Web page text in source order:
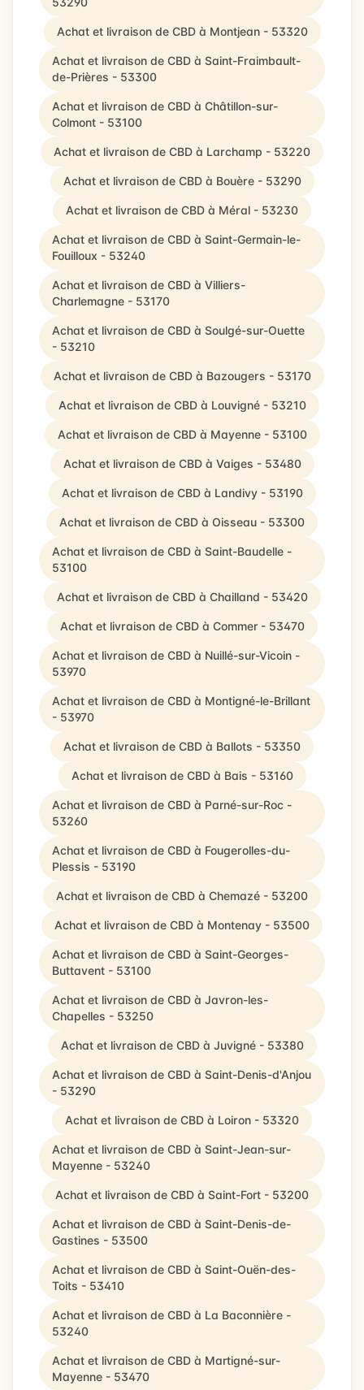
Achat et livraison de CBD à Montjean - 53320
Achat et livraison de CBD à Saint-Fraimbault-
de-Prières - 53300
Achat et livraison de CBD à Châtillon-sur-
Colmont - 53100
Achat et livraison de CBD à Larchamp - 53220
Achat et livraison de CBD à Bouère - 53290
Achat et livraison de CBD à Méral - 53230
Achat et livraison de CBD à Saint-Germain-le-
Fouilloux - 53240
Achat et livraison de CBD à Villiers-
Charlemagne - 53170
Achat et livraison de CBD à Soulgé-sur-Ouette
- 53210
Achat et livraison de CBD à Bazougers - 53170
Achat et livraison de CBD à Louvigné - 53210
Achat et livraison de CBD à Mayenne - 53100
Achat et livraison de CBD à Vaiges - 53480
Achat et livraison de CBD à Landivy - 53190
Achat et livraison de CBD à Oisseau - 53300
Achat et livraison de CBD à Saint-Baudelle -
53100
Achat et livraison de CBD à Chailland - 53420
Achat et livraison de CBD à Commer - 53470
Achat et livraison de CBD à Nuillé-sur-Vicoin -
53970
Achat et livraison de CBD à Montigné-le-Brillant
- 53970
Achat et livraison de CBD à Ballots - 53350
Achat et livraison de CBD à Bais - 53160
Achat et livraison de CBD à Parné-sur-Roc -
53260
Achat et livraison de CBD à Fougerolles-du-
Plessis - 53190
Achat et livraison de CBD à Chemazé - 53200
Achat et livraison de CBD à Montenay - 53500
Achat et livraison de CBD à Saint-Georges-
Buttavent - 53100
Achat et livraison de CBD à Javron-les-
Chapelles - 53250
Achat et livraison de CBD à Juvigné - 53380
Achat et livraison de CBD à Saint-Denis-d'Anjou
- 53290
Achat et livraison de CBD à Loiron - 53320
Achat et livraison de CBD à Saint-Jean-sur-
Mayenne - 53240
Achat et livraison de CBD à Saint-Fort - 53200
Achat et livraison de CBD à Saint-Denis-de-
Gastines - 53500
Achat et livraison de CBD à Saint-Ouën-des-
Toits - 53410
Achat et livraison de CBD à La Baconnière -
53240
Achat et livraison de CBD à Martigné-sur-
Mayenne - 53470